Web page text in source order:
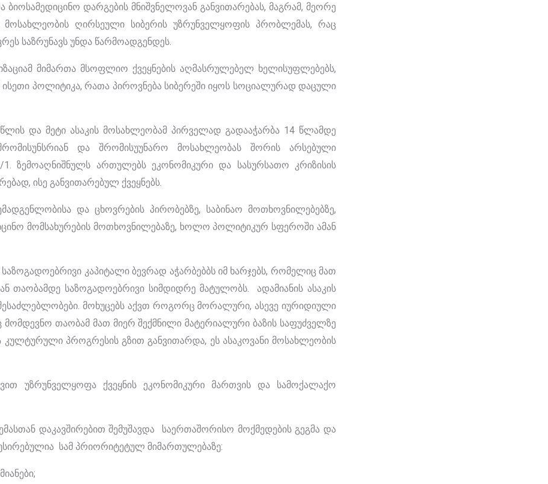
ბიოსამედიცინო დარგების მნიშვნელოვან განვითარებას, მაგრამ, მეორე
მოსახლეობის ღირსეული სიბერის უზრუნველყოფის პრობლემას, რაც
საზრუნავს უნდა წარმოადგენდეს.
მიმართა მსოფლიო ქვეყნების აღმასრულებელ ხელისუფლებებს,
ისეთი პოლიტიკა, რათა პიროვნება სიბერეში იყოს სოციალურად დაცული
და მეტი ასაკის მოსახლეობამ პირველად გადააჭარბა 14 წლამდე
და შრომისუუნარო მოსახლეობას შორის არსებული
ართულებს ეკონომიკური და სასურსათო კრიზისის
ისე განვითარებულ ქვეყნებს.
და ცხოვრების პირობებზე, საბინაო მოთხოვნილებებზე,
მომსახურების მოთხოვნილებაზე, ხოლო პოლიტიკურ სფეროში ამან
კაპიტალი ბევრად აჭარბებბს იმ ხარჯებს, რომელიც მათ
თაობამდე საზოგადოებრივი სიმდიდრე მატულობს. ადამიანის ასაკის
მოხუცებს აქვთ როგორც მორალური, ასევე იურიდიული
თაობამ მათ მიერ შექმნილი მატერიალური ბაზის საფუძველზე
პროგრესის გზით განვითარდა, ეს ასაკოვანი მოსახლეობის
უზრუნველყოფა ქვეყნის ეკონომიკური მართვის და სამოქალაქო
დაკავშირებით შემუშავდა საერთაშორისო მოქმედების გეგმა და
სამ პრიორიტეტულ მიმართულებაზე: